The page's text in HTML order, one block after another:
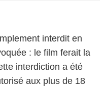
interdit en
: le film ferait la
interdiction a été
aux plus de 18